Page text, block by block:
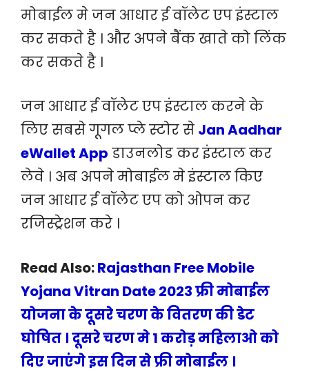
मोबाईल मे जन आधार ई वॉलेट एप इंस्टाल
कर सकते है । और अपने बैंक खाते को लिंक
कर सकते है ।
जन आधार ई वॉलेट एप इंस्टाल करने के
लिए सबसे गूगल प्ले स्टोर से Jan Aadhar
eWallet App डाउनलोड कर इंस्टाल कर
लेवे । अब अपने मोबाईल मे इंस्टाल किए
जन आधार ई वॉलेट एप को ओपन कर
रजिस्ट्रेशन करे ।
Read Also:Rajasthan Free Mobile
Yojana Vitran Date 2023 फ्री मोबाईल
योजना के दूसरे चरण के वितरण की डेट
घोषित । दूसरे चरण मे 1 करोड़ महिलाओ को
दिए जाएंगे इस दिन से फ्री मोबाईल ।